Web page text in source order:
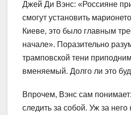
Джей Ди Вэнс: «Россияне
смогут установить
Киеве, это было главным
начале». Поразительно
трамповской тени
вменяемый. Долго ли это
Впрочем, Вэнс сам
следить за собой. Уж за него